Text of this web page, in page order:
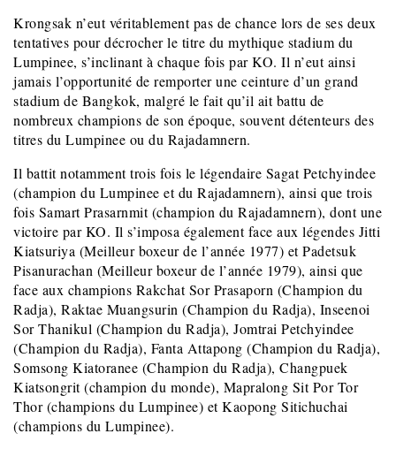
Krongsak n’eut véritablement pas de chance lors de ses deux
tentatives pour décrocher le titre du mythique stadium du
Lumpinee, s’inclinant à chaque fois par KO. Il n’eut ainsi
jamais l’opportunité de remporter une ceinture d’un grand
stadium de Bangkok, malgré le fait qu’il ait battu de
nombreux champions de son époque, souvent détenteurs des
titres du Lumpinee ou du Rajadamnern.
Il battit notamment trois fois le légendaire Sagat Petchyindee
(champion du Lumpinee et du Rajadamnern), ainsi que trois
fois Samart Prasarnmit (champion du Rajadamnern), dont une
victoire par KO. Il s’imposa également face aux légendes Jitti
Kiatsuriya (Meilleur boxeur de l’année 1977) et Padetsuk
Pisanurachan (Meilleur boxeur de l’année 1979), ainsi que
face aux champions Rakchat Sor Prasaporn (Champion du
Radja), Raktae Muangsurin (Champion du Radja), Inseenoi
Sor Thanikul (Champion du Radja), Jomtrai Petchyindee
(Champion du Radja), Fanta Attapong (Champion du Radja),
Somsong Kiatoranee (Champion du Radja), Changpuek
Kiatsongrit (champion du monde), Mapralong Sit Por Tor
Thor (champions du Lumpinee) et Kaopong Sitichuchai
(champions du Lumpinee).